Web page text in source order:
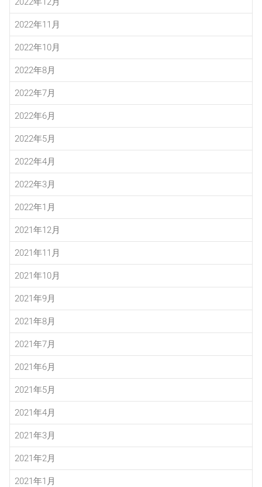
2022年11月
2022年10月
2022年8月
2022年7月
2022年6月
2022年5月
2022年4月
2022年3月
2022年1月
2021年12月
2021年11月
2021年10月
2021年9月
2021年8月
2021年7月
2021年6月
2021年5月
2021年4月
2021年3月
2021年2月
2021年1月